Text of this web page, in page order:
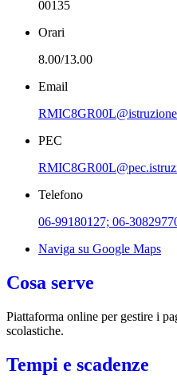
00135
Orari
8.00/13.00
Email
PEC
Telefono
06-99180127; 06-
Naviga su Google Maps
Cosa serve
Piattaforma online per gestire i
scolastiche.
Tempi e scadenze